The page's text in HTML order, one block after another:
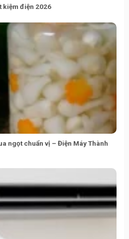
kiệm điện 2026
ngọt chuẩn vị – Điện Máy Thành